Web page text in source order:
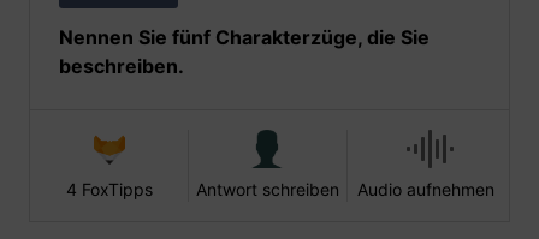
Nennen Sie fünf Charakterzüge, die Sie
beschreiben.
4 FoxTipps Antwort schreiben Audio aufnehmen